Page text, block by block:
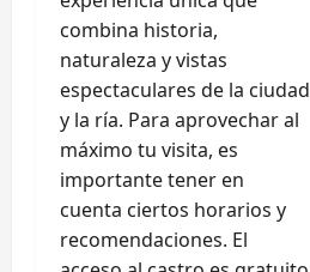
combina historia,
naturaleza y vistas
espectaculares de la ciudad
y la ría. Para aprovechar al
máximo tu visita, es
importante tener en
cuenta ciertos horarios y
recomendaciones. El